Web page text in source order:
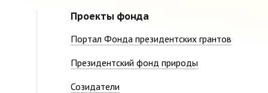
Проекты фонда
Портал Фонда президентских грантов
Президентский фонд природы
Созидатели